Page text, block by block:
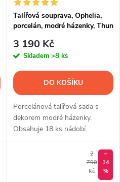
Talířová souprava, Ophelia,
porcelán, modré házenky, Thun
3 190 Kč
Skladem >8 ks
DO KOŠÍKU
Porcelánová talířová sada s
dekorem modré házenky.
Obsahuje 18 ks nádobí.
2
790
Kč
–
14
%